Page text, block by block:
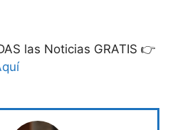
las Noticias GRATIS 👉